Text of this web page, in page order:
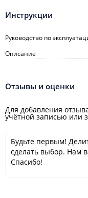
Инструкции
Руководство по
Описание
Отзывы и оценки
Для добавления
учётной записью или
Будьте первым!
сделать выбор. Нам
Спасибо!